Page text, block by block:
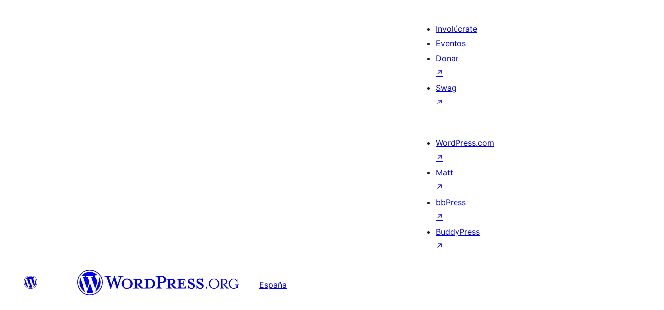
Involúcrate
Eventos
Donar
↗
Swag
↗
WordPress.com
↗
Matt
↗
bbPress
↗
BuddyPress
↗
España